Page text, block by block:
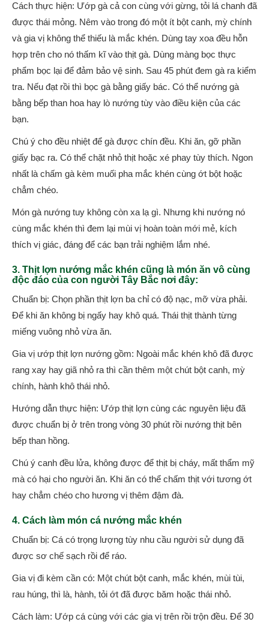
Cách thực hiện: Ướp gà cả con cùng với gừng, tỏi lá chanh đã
được thái mỏng. Nêm vào trong đó một ít bột canh, mỳ chính
và gia vị không thể thiếu là mắc khén. Dùng tay xoa đều hỗn
hợp trên cho nó thấm kĩ vào thịt gà. Dùng màng bọc thực
phẩm bọc lại để đảm bảo vệ sinh. Sau 45 phút đem gà ra kiểm
tra. Nếu đạt rồi thì bọc gà bằng giấy bác. Có thể nướng gà
bằng bếp than hoa hay lò nướng tùy vào điều kiện của các
bạn.
Chú ý cho đều nhiệt để gà được chín đều. Khi ăn, gỡ phần
giấy bạc ra. Có thể chặt nhỏ thịt hoặc xé phay tùy thích. Ngon
nhất là chấm gà kèm muối pha mắc khén cùng ớt bột hoặc
chẳm chéo.
Món gà nướng tuy không còn xa lạ gì. Nhưng khi nướng nó
cùng mắc khén thì đem lại mùi vị hoàn toàn mới mẻ, kích
thích vị giác, đáng để các bạn trải nghiệm lắm nhé.
3. Thịt lợn nướng mắc khén cũng là món ăn vô cùng
độc đáo của con người Tây Bắc nơi đây:
Chuẩn bị: Chọn phần thịt lợn ba chỉ có độ nạc, mỡ vừa phải.
Để khi ăn không bị ngấy hay khô quá. Thái thịt thành từng
miếng vuông nhỏ vừa ăn.
Gia vị ướp thịt lợn nướng gồm: Ngoài mắc khén khô đã được
rang xay hay giã nhỏ ra thì cần thêm một chút bột canh, mỳ
chính, hành khô thái nhỏ.
Hướng dẫn thực hiện: Ướp thịt lợn cùng các nguyên liệu đã
được chuẩn bị ở trên trong vòng 30 phút rồi nướng thịt bên
bếp than hồng.
Chú ý canh đều lửa, không được để thịt bị cháy, mất thẩm mỹ
mà có hại cho người ăn. Khi ăn có thể chấm thịt với tương ớt
hay chẳm chéo cho hương vị thêm đậm đà.
4. Cách làm món cá nướng mắc khén
Chuẩn bị: Cá có trọng lượng tùy nhu cầu người sử dụng đã
được sơ chế sạch rồi để ráo.
Gia vị đi kèm cần có: Một chút bột canh, mắc khén, mùi tùi,
rau húng, thì là, hành, tỏi ớt đã được băm hoặc thái nhỏ.
Cách làm: Ướp cá cùng với các gia vị trên rồi trộn đều. Để 30